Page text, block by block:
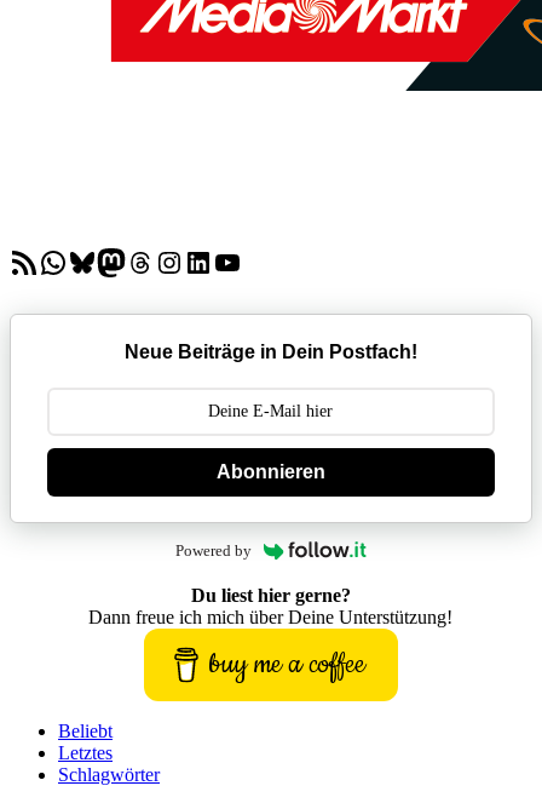
RSS-FeedWhatsApp
Bluesky
Mastodon
Threads
Instagram
LinkedIn
YouTube
Neue Beiträge in Dein Postfach!
Abonnieren
Powered by
Du liest hier gerne?
Dann freue ich mich über Deine Unterstützung!
buy me a coffee
Beliebt
Letztes
Schlagwörter